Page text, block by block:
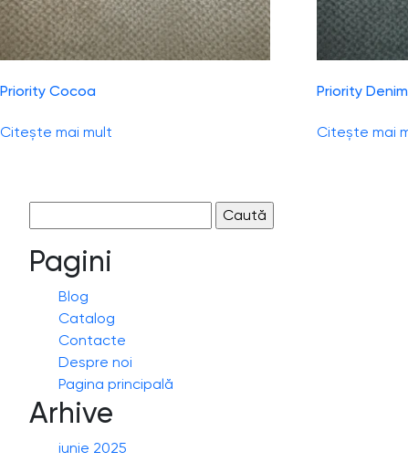
Priority Cocoa
Citește mai mult
Priority Denim
Citește mai
după:
Pagini
Blog
Catalog
Contacte
Despre noi
Pagina principală
Arhive
iunie 2025